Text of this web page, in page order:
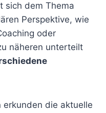
sich dem Thema
Perspektive, wie
oder
näheren unterteilt
erkunden die aktuelle